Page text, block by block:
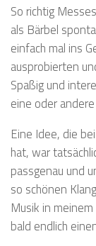
So richtig
als Bärbel
einfach mal ins
ausprobierten
Spaßig und
eine oder
Eine Idee, die
hat, war
passgenau und
so schönen
Musik in
bald endlich